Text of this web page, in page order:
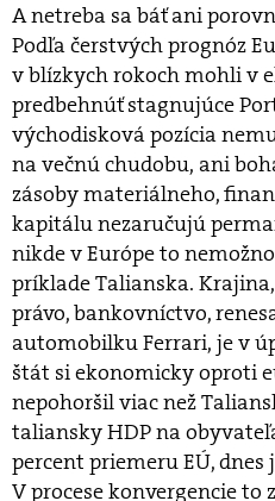
A netreba sa báť ani
Podľa čerstvých prognóz
v blízkych rokoch mohli v
predbehnúť stagnujúce
východisková pozícia
na večnú chudobu, ani
zásoby materiálneho,
kapitálu nezaručujú
nikde v Európe to
príklade Talianska.
právo, bankovníctvo,
automobilku Ferrari, je v
štát si ekonomicky oproti
nepohoršil viac než
taliansky HDP na
percent priemeru EÚ, dnes
V procese konvergencie